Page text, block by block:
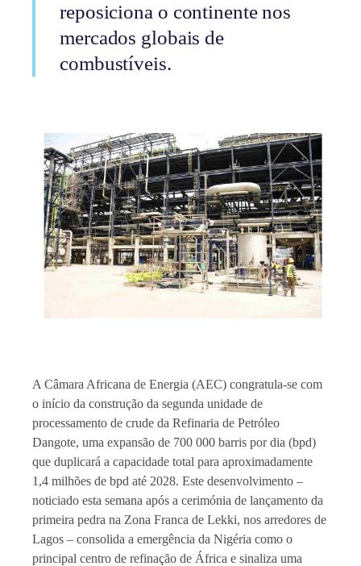
reposiciona o continente nos
mercados globais de
combustíveis.
A Câmara Africana de Energia (AEC) congratula-se com
o início da construção da segunda unidade de
processamento de crude da Refinaria de Petróleo
Dangote, uma expansão de 700 000 barris por dia (bpd)
que duplicará a capacidade total para aproximadamente
1,4 milhões de bpd até 2028. Este desenvolvimento –
noticiado esta semana após a cerimónia de lançamento da
primeira pedra na Zona Franca de Lekki, nos arredores de
Lagos – consolida a emergência da Nigéria como o
principal centro de refinação de África e sinaliza uma